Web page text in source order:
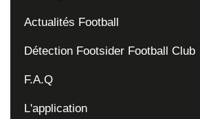
Actualités Football
Détection Footsider Football Club
F.A.Q
L'application